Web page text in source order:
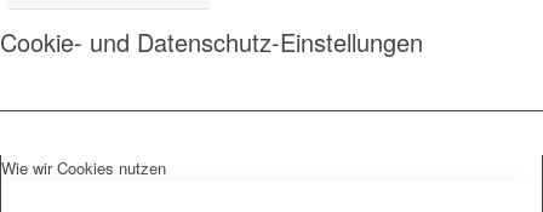
Cookie- und Datenschutz-Einstellungen
Wie wir Cookies nutzen